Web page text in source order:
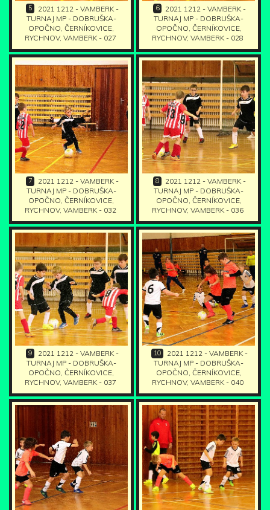
5
2021 1212 - VAMBERK -
TURNAJ MP - DOBRUŠKA-
OPOČNO, ČERNÍKOVICE,
RYCHNOV, VAMBERK - 027
6
2021 1212 - VAMBERK -
TURNAJ MP - DOBRUŠKA-
OPOČNO, ČERNÍKOVICE,
RYCHNOV, VAMBERK - 028
7
2021 1212 - VAMBERK -
TURNAJ MP - DOBRUŠKA-
OPOČNO, ČERNÍKOVICE,
RYCHNOV, VAMBERK - 032
8
2021 1212 - VAMBERK -
TURNAJ MP - DOBRUŠKA-
OPOČNO, ČERNÍKOVICE,
RYCHNOV, VAMBERK - 036
9
2021 1212 - VAMBERK -
TURNAJ MP - DOBRUŠKA-
OPOČNO, ČERNÍKOVICE,
RYCHNOV, VAMBERK - 037
10
2021 1212 - VAMBERK -
TURNAJ MP - DOBRUŠKA-
OPOČNO, ČERNÍKOVICE,
RYCHNOV, VAMBERK - 040